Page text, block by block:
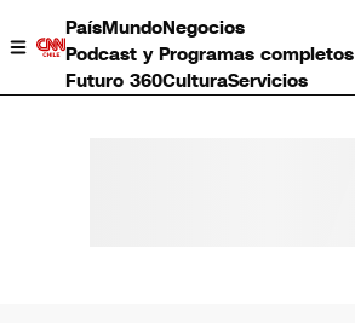
PaísMundoNegocios
Podcast y Programas completos
Futuro 360CulturaServicios